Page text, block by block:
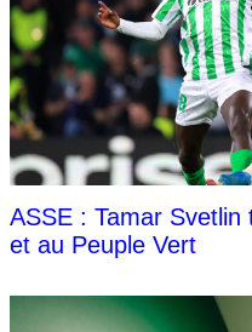
ASSE : Tamar
et au Peuple Vert